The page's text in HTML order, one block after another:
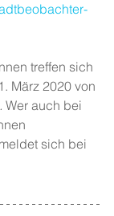
treffen sich
März 2020 von
. Wer auch bei
sich bei